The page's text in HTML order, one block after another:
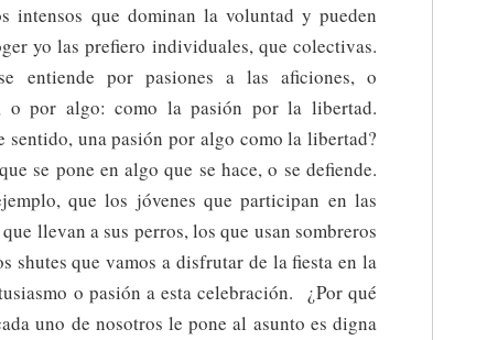
intensos que dominan la voluntad y pueden
yo las prefiero individuales, que colectivas.
entiende por pasiones a las aficiones, o
o por algo: como la pasión por la libertad.
sentido, una pasión por algo como la libertad?
se pone en algo que se hace, o se defiende.
que los jóvenes que participan en las
llevan a sus perros, los que usan sombreros
shutes que vamos a disfrutar de la fiesta en la
o pasión a esta celebración. ¿Por qué
uno de nosotros le pone al asunto es digna